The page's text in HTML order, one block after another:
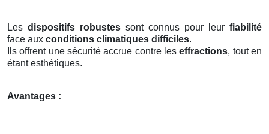
Les dispositifs robustes sont connus pour leur fiabilité
face aux conditions climatiques difficiles.
Ils offrent une sécurité accrue contre leseffractions, tout en
étant esthétiques.
Avantages :